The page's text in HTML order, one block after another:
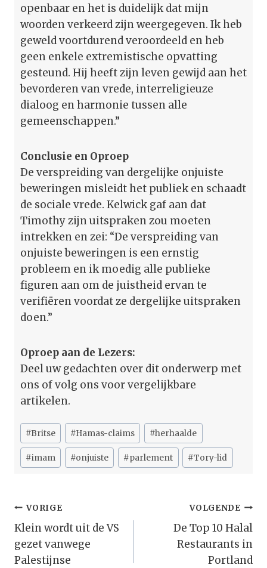
openbaar en het is duidelijk dat mijn
woorden verkeerd zijn weergegeven. Ik heb
geweld voortdurend veroordeeld en heb
geen enkele extremistische opvatting
gesteund. Hij heeft zijn leven gewijd aan het
bevorderen van vrede, interreligieuze
dialoog en harmonie tussen alle
gemeenschappen.”
Conclusie en Oproep
De verspreiding van dergelijke onjuiste
beweringen misleidt het publiek en schaadt
de sociale vrede. Kelwick gaf aan dat
Timothy zijn uitspraken zou moeten
intrekken en zei: “De verspreiding van
onjuiste beweringen is een ernstig
probleem en ik moedig alle publieke
figuren aan om de juistheid ervan te
verifiëren voordat ze dergelijke uitspraken
doen.”
Oproep aan de Lezers:
Deel uw gedachten over dit onderwerp met
ons of volg ons voor vergelijkbare
artikelen.
Bericht
tags:
#Britse #Hamas-claims #herhaalde
#imam #onjuiste #parlement #Tory-lid
Bericht
Navigatie
VORIGE
Klein wordt uit de VS
gezet vanwege
Palestijnse
VOLGENDE
De Top 10 Halal
Restaurants in
Portland